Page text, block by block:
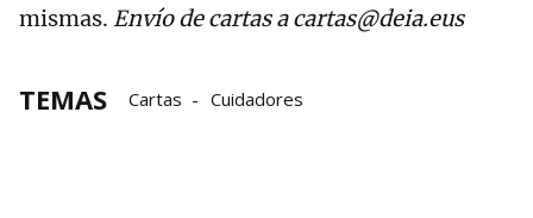
mismas. Envío de cartas a cartas@deia.eus
TEMAS Cartas Cuidadores